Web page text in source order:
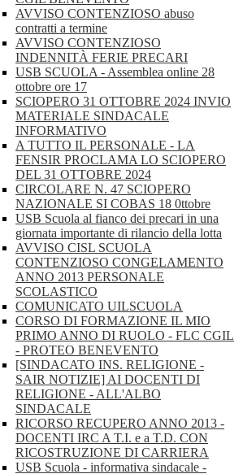
AVVISO CONTENZIOSO abuso
contratti a termine
AVVISO CONTENZIOSO
INDENNITÀ FERIE PRECARI
USB SCUOLA - Assemblea online 28
ottobre ore 17
SCIOPERO 31 OTTOBRE 2024 INVIO
MATERIALE SINDACALE
INFORMATIVO
A TUTTO IL PERSONALE - LA
FENSIR PROCLAMA LO SCIOPERO
DEL 31 OTTOBRE 2024
CIRCOLARE N. 47 SCIOPERO
NAZIONALE SI COBAS 18 0ttobre
USB Scuola al fianco dei precari in una
giornata importante di rilancio della lotta
AVVISO CISL SCUOLA
CONTENZIOSO CONGELAMENTO
ANNO 2013 PERSONALE
SCOLASTICO
COMUNICATO UILSCUOLA
CORSO DI FORMAZIONE IL MIO
PRIMO ANNO DI RUOLO - FLC CGIL
- PROTEO BENEVENTO
[SINDACATO INS. RELIGIONE -
SAIR NOTIZIE] AI DOCENTI DI
RELIGIONE - ALL'ALBO
SINDACALE
RICORSO RECUPERO ANNO 2013 -
DOCENTI IRC A T.I. e a T.D. CON
RICOSTRUZIONE DI CARRIERA
USB Scuola - informativa sindacale -